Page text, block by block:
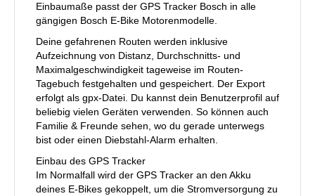
Einbaumaße passt der GPS Tracker Bosch in alle
gängigen Bosch E-Bike Motorenmodelle.
Deine gefahrenen Routen werden inklusive
Aufzeichnung von Distanz, Durchschnitts- und
Maximalgeschwindigkeit tageweise im Routen-
Tagebuch festgehalten und gespeichert. Der Export
erfolgt als gpx-Datei. Du kannst dein Benutzerprofil auf
beliebig vielen Geräten verwenden. So können auch
Familie & Freunde sehen, wo du gerade unterwegs
bist oder einen Diebstahl-Alarm erhalten.
Einbau des GPS Tracker
Im Normalfall wird der GPS Tracker an den Akku
deines E-Bikes gekoppelt, um die Stromversorgung zu